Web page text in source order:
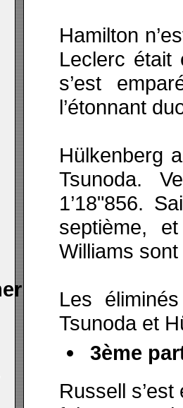
Hamilton
Leclerc était
s’est
l’étonnant
Hülkenberg
Tsunoda.
1’18"856.
septième,
Williams
Les
Tsunoda et
3ème
Russell